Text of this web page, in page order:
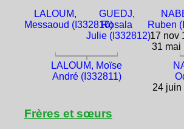
LALOUM,
Messaoud (I332810)
GUEDJ,
Rosala
Julie (I332812)
Ruben
17 nov
31 mai
LALOUM, Moïse
André (I332811)
24 juin
Frères et sœurs